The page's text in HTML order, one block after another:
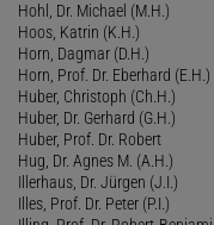
Hohl, Dr. Michael (M.H.)
Hoos, Katrin (K.H.)
Horn, Dagmar (D.H.)
Horn, Prof. Dr. Eberhard (E.H.)
Huber, Christoph (Ch.H.)
Huber, Dr. Gerhard (G.H.)
Huber, Prof. Dr. Robert
Hug, Dr. Agnes M. (A.H.)
Illerhaus, Dr. Jürgen (J.I.)
Illes, Prof. Dr. Peter (P.I.)